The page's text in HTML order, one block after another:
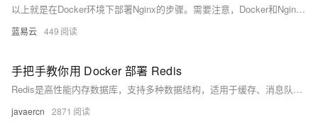
以上就是在Docker环境下部署Nginx的步骤。需要注意，Docker和Nginix都有很多高级用法和细节需要掌握，以上只是一个基础入门级别的教程。如果你想要更深入地学习和使用它们，请参考官方文档或者其他专业书籍。
蓝易云 449
手把手教你用 Docker 部署 Redis
Redis是高性能内存数据库，支持多种数据结构，适用于缓存、消息队列等场景。本文介绍如何通过Docker快速拉取轩辕镜像并部署Redis，涵盖快速启动、持久化存储及docker-compose配置，助力开发者高效搭建稳定服务。
javaercn 2871